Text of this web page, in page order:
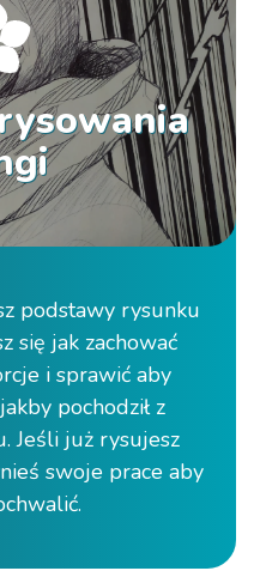
podstawy rysunku
się jak zachować
i sprawić aby
pochodził z
Jeśli już rysujesz
swoje prace aby